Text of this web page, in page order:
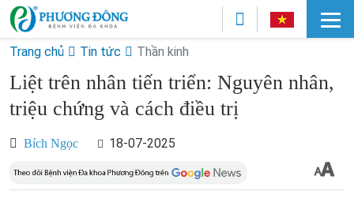
Trang chủ Tin tức Thần kinh
Liệt trên nhân tiến triển: Nguyên nhân,
triệu chứng và cách điều trị
Bích Ngọc 18-07-2025